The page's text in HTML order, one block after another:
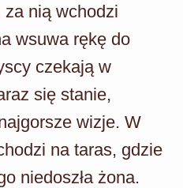
nią wchodzi
wsuwa rękę do
czekają w
się stanie,
wizje. W
na taras, gdzie
niedoszła żona.